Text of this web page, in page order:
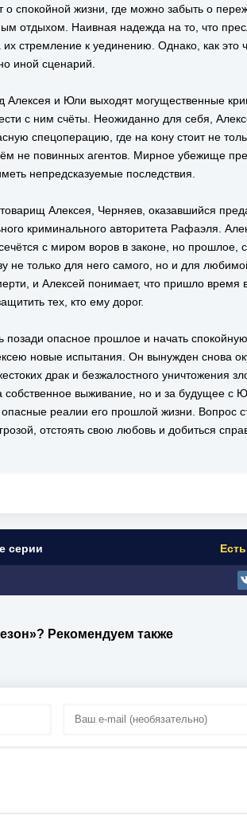
спокойной жизни, где можно забыть о
отдыхом. Наивная надежда на то, что
стремление к уединению. Однако, как это
иной сценарий.
Алексея и Юли выходят могущественные
с ним счёты. Неожиданно для себя,
спецоперацию, где на кону стоит не
не повинных агентов. Мирное убежище
непредсказуемые последствия.
Алексея, Черняев, оказавшийся
криминального авторитета Рафаэля.
с миром воров в законе, но прошлое,
не только для него самого, но и для
и Алексей понимает, что пришло время
тех, кто ему дорог.
позади опасное прошлое и начать спокойную
новые испытания. Он вынужден снова
драк и безжалостного уничтожения
собственное выживание, но и за будущее с
опасные реалии его прошлой жизни. Вопрос
отстоять свою любовь и добиться
серии
Рекомендуем также